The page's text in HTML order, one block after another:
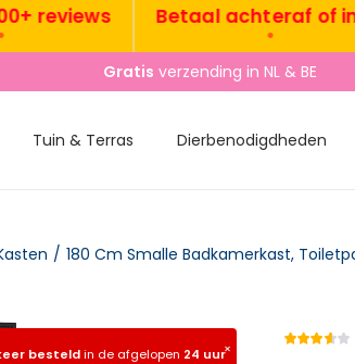
Betaal achteraf of in 3x
Gratis verzending in NL & BE
Tuin & Terras Dierbenodigdheden
/ 180 Cm Smalle Badkamerkast,
×
besteldin de afgelopen 24 uur